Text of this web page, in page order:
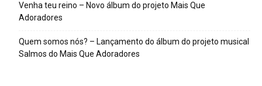
Venha teu reino – Novo álbum do projeto Mais Que
Adoradores
Quem somos nós? – Lançamento do álbum do projeto musical
Salmos do Mais Que Adoradores